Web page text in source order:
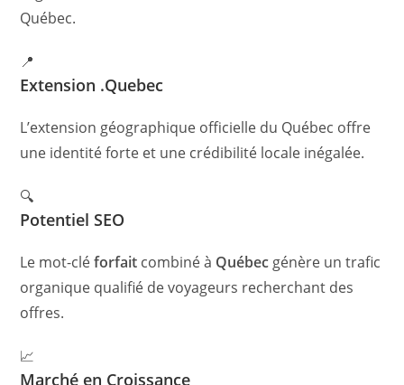
Québec.
📍
Extension .Quebec
L’extension géographique officielle du Québec offre
une identité forte et une crédibilité locale inégalée.
🔍
Potentiel SEO
Le mot-cléforfait combiné à Québec génère un trafic
organique qualifié de voyageurs recherchant des
offres.
📈
Marché en Croissance